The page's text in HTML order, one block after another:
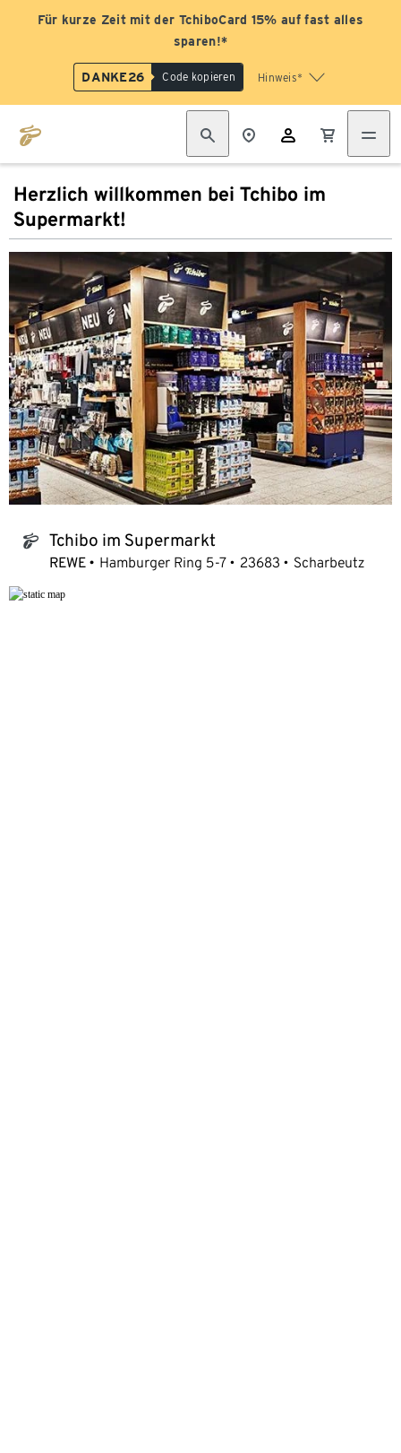
Für kurze Zeit mit der TchiboCard 15% auf fast alles
sparen!*
DANKE26 Code kopieren Hinweis*
Herzlich willkommen bei Tchibo im
Supermarkt!
tchibo_logo Tchibo im Supermarkt
REWE Hamburger Ring 5-7 23683 Scharbeutz